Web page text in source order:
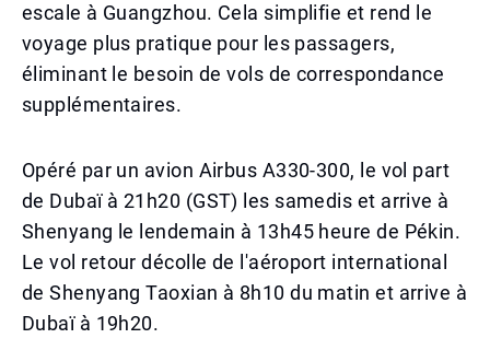
escale à Guangzhou. Cela simplifie et rend le
voyage plus pratique pour les passagers,
éliminant le besoin de vols de correspondance
supplémentaires.
Opéré par un avion Airbus A330-300, le vol part
de Dubaï à 21h20 (GST) les samedis et arrive à
Shenyang le lendemain à 13h45 heure de Pékin.
Le vol retour décolle de l'aéroport international
de Shenyang Taoxian à 8h10 du matin et arrive à
Dubaï à 19h20.